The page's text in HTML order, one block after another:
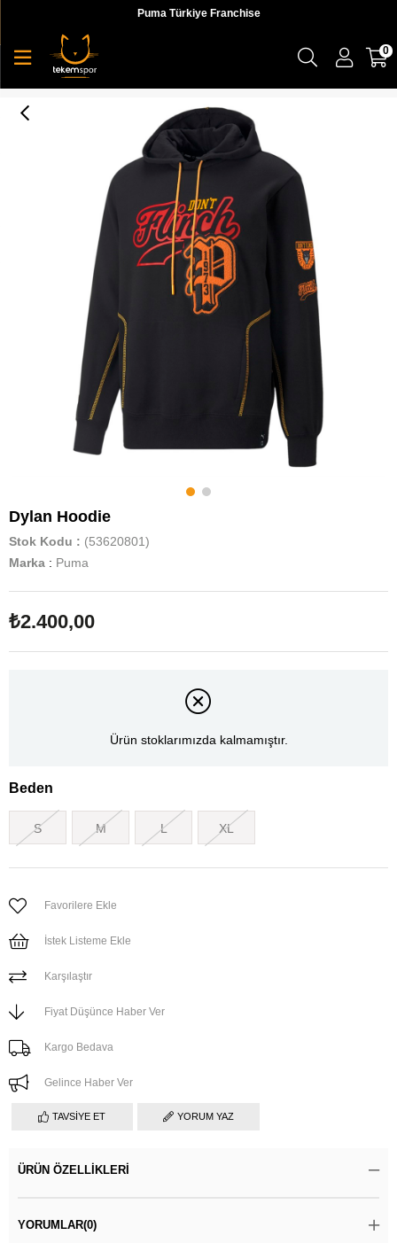
Puma Türkiye Franchise
0
Dylan Hoodie
Stok Kodu
(53620801)
Marka : Puma
₺2.400,00
Ürün stoklarımızda kalmamıştır.
Beden
S M L XL
Favorilere Ekle
İstek Listeme Ekle
Karşılaştır
Fiyat Düşünce Haber Ver
Kargo Bedava
Gelince Haber Ver
TAVSIYE ET YORUM YAZ
ÜRÜN ÖZELLIKLERI
YORUMLAR(0)